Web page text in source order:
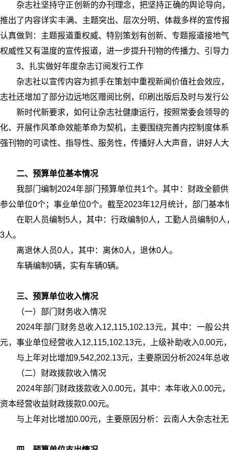
杂志社坚持守正创新的办刊理念，把坚持正确的舆论导向
推出了内容详实丰满、主题突出、层次分明、体裁多样的宣传
认真做到：主题报道重权威、特别策划有创新、专题报道接地
权威性又有温度的宣传报道，进一步提升刊物的传播力、引导
3、扎实做好年度杂志订阅发行工作
杂志社以宣传内容为抓手在策划中重视新闻价值社会效应
志社还增加了部分边远地区赠阅比例，印刷出版后及时与发行
新时代新要求，如何让杂志社健康运行，按照常委会领导
化、开展作风革命效能革命为契机，主要围绕完善内控制度体
强刊物的可读性、指导性、服务性，传播好人大声音，讲好人
二、预算单位基本情况
我部门编制2024年部门预算单位共1个。其中：财政全额
参公单位0个；事业单位0个。截至2023年12月统计，部门基本
在职人员编制5人，其中：行政编制0人，工勤人员编制0
3人。
离退休人员0人，其中：离休0人，退休0人。
车辆编制0辆，实有车辆0辆。
三、预算单位收入情况
（一）部门财务收入情况
2024年部门财务总收入12,115,102.13元，其中：一般
元，事业单位经营收入12,115,102.13元，上级补助收入0.00
与上年对比增加9,542,202.13元，主要原因分析2024年总
（二）财政拨款收入情况
2024年部门财政拨款收入0.00元，其中：本年收入0.00元
资本经营收益财政拨款0.00元。
与上年对比增加0.00元，主要原因分析：云南人大杂志社